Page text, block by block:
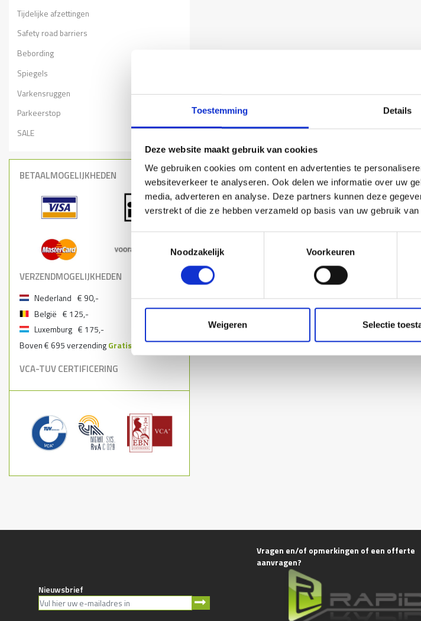
Toestemming Details
Deze website maakt gebruik van cookies
We gebruiken cookies om content en advertenties te
websiteverkeer te analyseren. Ook delen we informatie over uw
media, adverteren en analyse. Deze partners kunnen deze
verstrekt of die ze hebben verzameld op basis van uw gebruik
Noodzakelijk
Voorkeuren
Weigeren Selectie
Tijdelijke afzettingen
Safety road barriers
Bebording
Spiegels
Varkensruggen
Parkeerstop
SALE
BETAALMOGELIJKHEDEN
VERZENDMOGELIJKHEDEN
Nederland € 90,-
België € 125,-
Luxemburg € 175,-
Boven € 695 verzendingGratis
VCA-TUV CERTIFICERING
Vragen en/of opmerkingen of een offerte
aanvragen?
Nieuwsbrief